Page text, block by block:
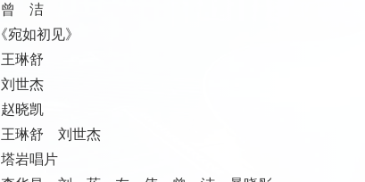
曾 洁
《宛如初见》
王琳舒
刘世杰
赵晓凯
王琳舒 刘世杰
塔岩唱片